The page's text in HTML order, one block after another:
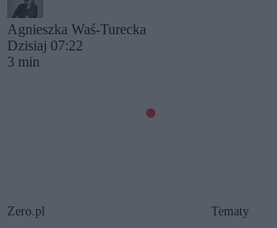
Agnieszka Waś-Turecka
Dzisiaj 07:22
3 min
Zero.pl Tematy